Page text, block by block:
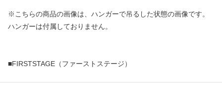
※こちらの商品の画像は、ハンガーで吊るした状態の画像です。
ハンガーは付属しておりません。
■FIRSTSTAGE（ファーストステージ）